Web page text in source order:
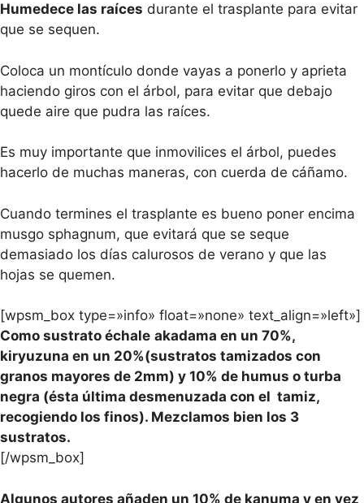
Humedece las raíces durante el trasplante para evitar
que se sequen.
Coloca un montículo donde vayas a ponerlo y aprieta
haciendo giros con el árbol, para evitar que debajo
quede aire que pudra las raíces.
Es muy importante que inmovilices el árbol, puedes
hacerlo de muchas maneras, con cuerda de cáñamo.
Cuando termines el trasplante es bueno poner encima
musgo sphagnum, que evitará que se seque
demasiado los días calurosos de verano y que las
hojas se quemen.
[wpsm_box type=»info» float=»none» text_align=»left»]
Como sustrato échale akadama en un 70%,
kiryuzuna en un 20%(sustratos tamizados con
granos mayores de 2mm) y 10% de humus o turba
negra (ésta última desmenuzada con el tamiz,
recogiendo los finos). Mezclamos bien los 3
sustratos.
[/wpsm_box]
Algunos autores añaden un 10% de kanuma y en vez